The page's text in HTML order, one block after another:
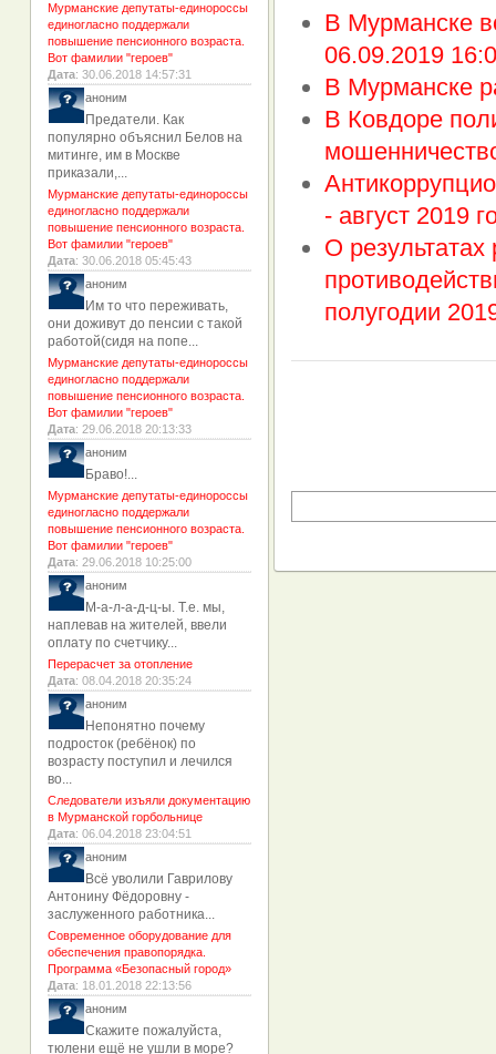
В Мурманске
06.09.2019
В Мурманске
В Ковдоре
- август 2019
О
полугодии
Мурманские депутаты-единороссы
единогласно поддержали
повышение пенсионного возраста.
Вот фамилии "героев"
Дата: 30.06.2018 14:57:31
аноним
Предатели. Как
популярно объяснил Белов на
митинге, им в Москве
приказали,...
Мурманские депутаты-единороссы
единогласно поддержали
повышение пенсионного возраста.
Вот фамилии "героев"
Дата: 30.06.2018 05:45:43
аноним
Им то что переживать,
они доживут до пенсии с такой
работой(сидя на попе...
Мурманские депутаты-единороссы
единогласно поддержали
повышение пенсионного возраста.
Вот фамилии "героев"
Дата: 29.06.2018 20:13:33
аноним
Браво!...
Мурманские депутаты-единороссы
единогласно поддержали
повышение пенсионного возраста.
Вот фамилии "героев"
Дата: 29.06.2018 10:25:00
аноним
М-а-л-а-д-ц-ы. Т.е. мы,
наплевав на жителей, ввели
оплату по счетчику...
Перерасчет за отопление
Дата: 08.04.2018 20:35:24
аноним
Непонятно почему
подросток (ребёнок) по
возрасту поступил и лечился
во...
Следователи изъяли документацию
в Мурманской горбольнице
Дата: 06.04.2018 23:04:51
аноним
Всё уволили Гаврилову
Антонину Фёдоровну -
заслуженного работника...
Современное оборудование для
обеспечения правопорядка.
Программа «Безопасный город»
Дата: 18.01.2018 22:13:56
аноним
Скажите пожалуйста,
тюлени ещё не ушли в море?